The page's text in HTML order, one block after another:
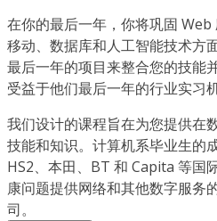
在你的最后一年，你将巩固
移动、数据库和人工智能技术方
最后一年的项目来整合您的技能
受益于他们最后一年的行业实习机
我们设计的课程旨在为您提供在
技能和知识。计算机系毕业生的
HS2、本田、BT 和 Capita 等国
康问题提供网络和其他数字服务
司。